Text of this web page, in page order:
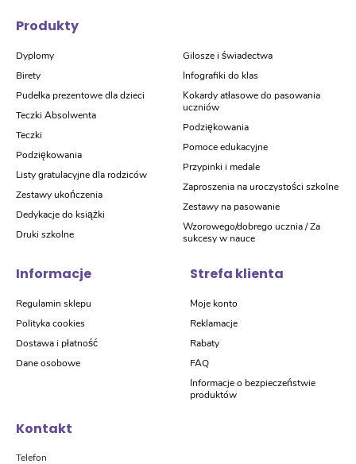
Produkty
Dyplomy
Birety
Pudełka prezentowe dla dzieci
Teczki Absolwenta
Teczki
Podziękowania
Listy gratulacyjne dla rodziców
Zestawy ukończenia
Dedykacje do książki
Druki szkolne
Gilosze i świadectwa
Infografiki do klas
Kokardy atłasowe do pasowania
uczniów
Podziękowania
Pomoce edukacyjne
Przypinki i medale
Zaproszenia na uroczystości szkolne
Zestawy na pasowanie
Wzorowego/dobrego ucznia / Za
sukcesy w nauce
Informacje
Regulamin sklepu
Polityka cookies
Dostawa i płatność
Dane osobowe
Strefa klienta
Moje konto
Reklamacje
Rabaty
FAQ
Informacje o bezpieczeństwie
produktów
Kontakt
Telefon